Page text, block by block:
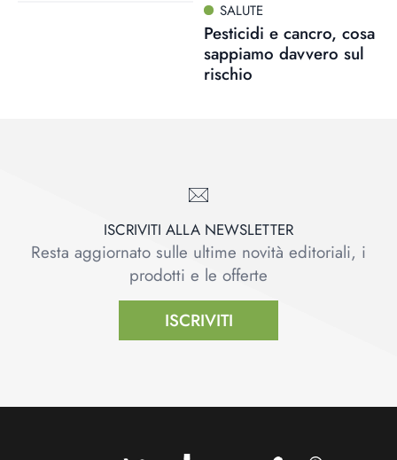
SALUTE
Pesticidi e cancro, cosa
sappiamo davvero sul
rischio
ISCRIVITI ALLA NEWSLETTER
Resta aggiornato sulle ultime novità editoriali, i
prodotti e le offerte
ISCRIVITI